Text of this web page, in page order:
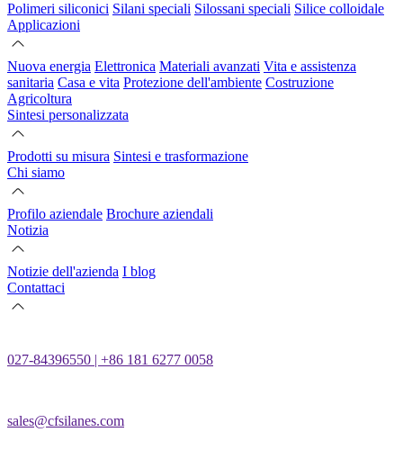
Polimeri siliconici Silani speciali Silossani speciali Silice colloidale
Applicazioni
Nuova energia Elettronica Materiali avanzati Vita e assistenza
sanitaria Casa e vita Protezione dell'ambiente Costruzione
Agricoltura
Sintesi personalizzata
Prodotti su misura Sintesi e trasformazione
Chi siamo
Profilo aziendale Brochure aziendali
Notizia
Notizie dell'azienda I blog
Contattaci
027-84396550 | +86 181 6277 0058
sales@cfsilanes.com